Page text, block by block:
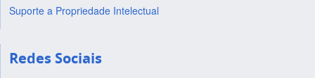
Suporte a Propriedade Intelectual
Redes Sociais